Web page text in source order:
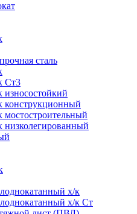
сталь
Ст3
износостойкий
конструкционный
мостостроительный
низколегированный
х/к
х/к Ст